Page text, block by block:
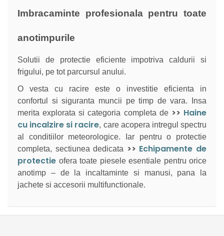
Imbracaminte profesionala pentru toate
anotimpurile
Solutii de protectie eficiente impotriva caldurii si
frigului, pe tot parcursul anului.
O vesta cu racire este o investitie eficienta in
confortul si siguranta muncii pe timp de vara. Insa
merita explorata si categoria completa de >> Haine
cu incalzire si racire, care acopera intregul spectru
al conditiilor meteorologice. Iar pentru o protectie
completa, sectiunea dedicata >> Echipamente de
protectie ofera toate piesele esentiale pentru orice
anotimp – de la incaltaminte si manusi, pana la
jachete si accesorii multifunctionale.